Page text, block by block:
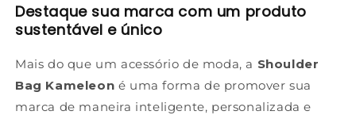
Destaque sua marca com um produto
sustentável e único
Mais do que um acessório de moda, a Shoulder
Bag Kameleon é uma forma de promover sua
marca de maneira inteligente, personalizada e